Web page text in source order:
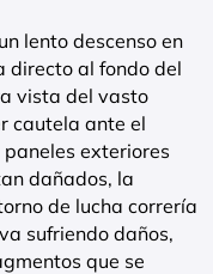
lento descenso en
directo al fondo del
vista del vasto
cautela ante el
exteriores
dañados, la
de lucha correría
sufriendo daños,
que se